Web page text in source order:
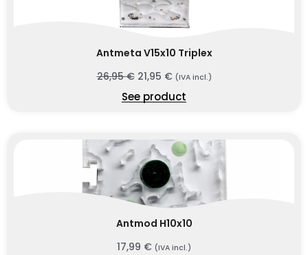
Antmeta V15x10 Triplex
26,95€ 21,95 € (IVA incl.)
See product
Antmod H10x10
17,99 € (IVA incl.)